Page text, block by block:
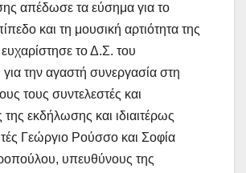
απέδωσε τα εύσημα για το
και τη μουσική αρτιότητα της
το Δ.Σ. του
την αγαστή συνεργασία στη
τους συντελεστές και
της εκδήλωσης και ιδιαιτέρως
Γεώργιο Ρούσσο και Σοφία
υπευθύνους της